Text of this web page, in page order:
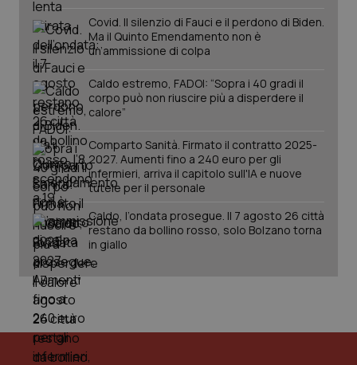
Covid. Il silenzio di Fauci e il perdono di Biden.
Ma il Quinto Emendamento non è
un’ammissione di colpa
Caldo estremo, FADOI: “Sopra i 40 gradi il
corpo può non riuscire più a disperdere il
calore”
Comparto Sanità. Firmato il contratto 2025-
2027. Aumenti fino a 240 euro per gli
infermieri, arriva il capitolo sull'IA e nuove
tutele per il personale
Caldo, l’ondata prosegue. Il 7 agosto 26 città
restano da bollino rosso, solo Bolzano torna
in giallo
PHPSESSID
www.quotidianosanita.it